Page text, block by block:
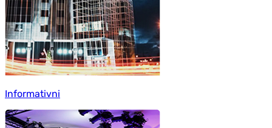
Informativni